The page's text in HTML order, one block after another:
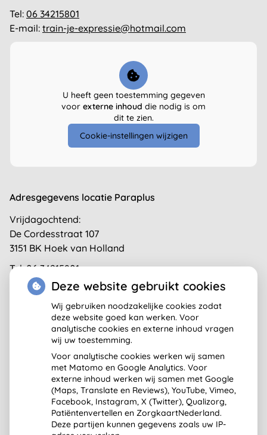
Tel: 06 34215801
E-mail: train-je-expressie@hotmail.com
U heeft geen toestemming gegeven
voor externe inhoud die nodig is om
dit te zien.
Cookie-instellingen wijzigen
Adresgegevens locatie Paraplus
Vrijdagochtend:
De Cordesstraat 107
3151 BK Hoek van Holland
Tel:06 34215801
E-mail:train-je-expressie@hotmail.com
voorexterne inhouddie nodig is om
dit te zien.
Cookie-instellingen wijzigen
Deze website gebruikt cookies
Wij gebruiken noodzakelijke cookies zodat
deze website goed kan werken. Voor
analytische cookies en externe inhoud vragen
wij uw toestemming.
Voor analytische cookies werken wij samen
met Matomo en Google Analytics. Voor
externe inhoud werken wij samen met Google
(Maps, Translate en Reviews), YouTube, Vimeo,
Facebook, Instagram, X (Twitter), Qualizorg,
Patiëntenvertellen en ZorgkaartNederland.
Deze partijen kunnen gegevens zoals uw IP-